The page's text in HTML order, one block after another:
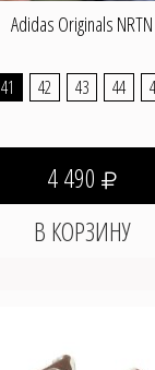
Adidas Originals NRTN
41 42 43 44
4 490